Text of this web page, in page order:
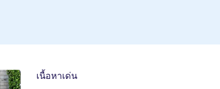
เนื้อหาเด่น